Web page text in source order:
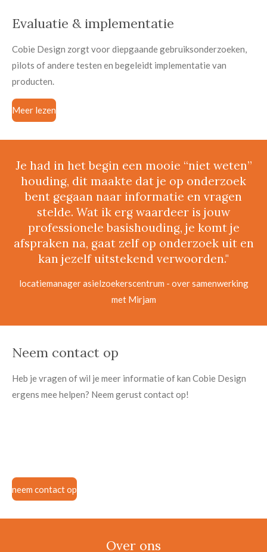
Evaluatie & implementatie
Cobie Design zorgt voor diepgaande gebruiksonderzoeken,
pilots of andere testen en begeleidt implementatie van
producten.
Meer lezen
Je had in het begin een mooie “niet weten”
houding, dit maakte dat je op onderzoek
bent gegaan naar informatie en vragen
stelde. Wat ik erg waardeer is jouw
professionele basishouding, je komt je
afspraken na, gaat zelf op onderzoek uit en
kan jezelf uitstekend verwoorden."
locatiemanager asielzoekerscentrum - over samenwerking
met Mirjam
Neem contact op
Heb je vragen of wil je meer informatie of kan Cobie Design
ergens mee helpen? Neem gerust contact op!
neem contact op
Over ons